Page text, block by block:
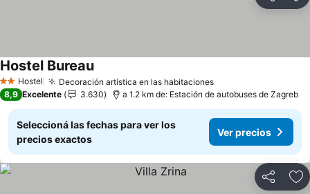
2 Estrellas
Hostel Decoración artística en las habitaciones
Hostel Bureau
8,9 Excelente 3.630 a 1.2 km de: Estación de autobuses de Zagreb
Seleccioná las fechas para ver los
precios exactos
Ver precios
Compartir